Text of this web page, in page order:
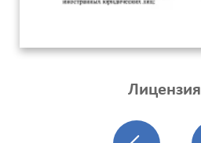
Лицензия